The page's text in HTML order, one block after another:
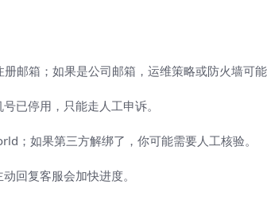
邮箱；如果是公司邮箱，运维策略或防火墙可能
已停用，只能走人工申诉。
；如果第三方解绑了，你可能需要人工核验。
回复客服会加快进度。